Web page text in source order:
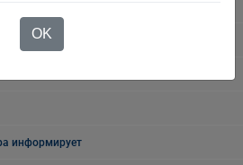
информирует
OK